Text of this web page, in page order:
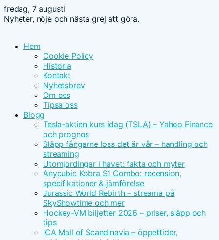
fredag, 7 augusti
Nyheter, nöje och nästa grej att göra.
Hem
Cookie Policy
Historia
Kontakt
Nyhetsbrev
Om oss
Tipsa oss
Blogg
Tesla-aktien kurs idag (TSLA) – Yahoo Finance
och prognos
Släpp fångarne loss det är vår – handling och
streaming
Utomjordingar i havet: fakta och myter
Anycubic Kobra S1 Combo: recension,
specifikationer & jämförelse
Jurassic World Rebirth – streama på
SkyShowtime och mer
Hockey-VM biljetter 2026 – priser, släpp och
tips
ICA Mall of Scandinavia – öppettider,